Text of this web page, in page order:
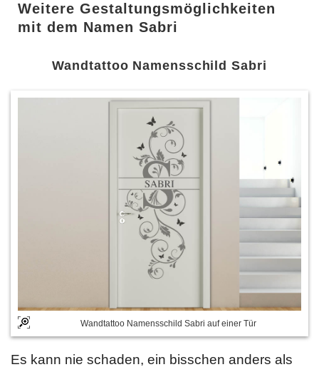
Weitere Gestaltungsmöglichkeiten
mit dem Namen Sabri
Wandtattoo Namensschild Sabri
Wandtattoo Namensschild Sabri auf einer Tür
Es kann nie schaden, ein bisschen anders als